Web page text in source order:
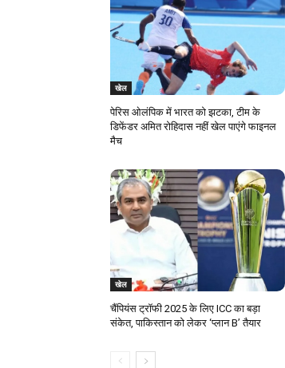
खेल
पेरिस ओलंपिक में भारत को झटका, टीम के
डिफेंडर अमित रोहिदास नहीं खेल पाएंगे फाइनल
मैच
खेल
चैंपियंस ट्रॉफी 2025 के लिए ICC का बड़ा
संकेत, पाकिस्तान को लेकर ‘प्लान B’ तैयार